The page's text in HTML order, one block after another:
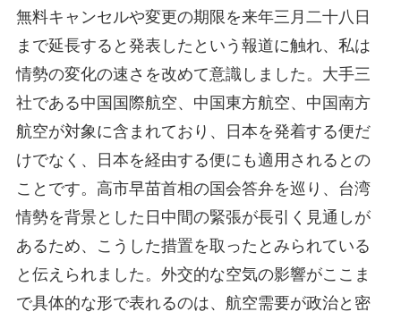
無料キャンセルや変更の期限を来年三月二十八日
まで延長すると発表したという報道に触れ、私は
情勢の変化の速さを改めて意識しました。大手三
社である中国国際航空、中国東方航空、中国南方
航空が対象に含まれており、日本を発着する便だ
けでなく、日本を経由する便にも適用されるとの
ことです。高市早苗首相の国会答弁を巡り、台湾
情勢を背景とした日中間の緊張が長引く見通しが
あるため、こうした措置を取ったとみられている
と伝えられました。外交的な空気の影響がここま
で具体的な形で表れるのは、航空需要が政治と密